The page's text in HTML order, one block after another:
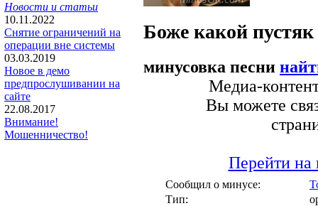
Новости и статьи
10.11.2022
Снятие ограничений на
операции вне системы
03.03.2019
Новое в демо
предпрослушивании на
сайте
22.08.2017
Внимание!
Мошенничество!
Боже какой пустяк
минусовка песни
Медиа-
Вы можете
Перейти на
Сообщил о минусе:
Тип: